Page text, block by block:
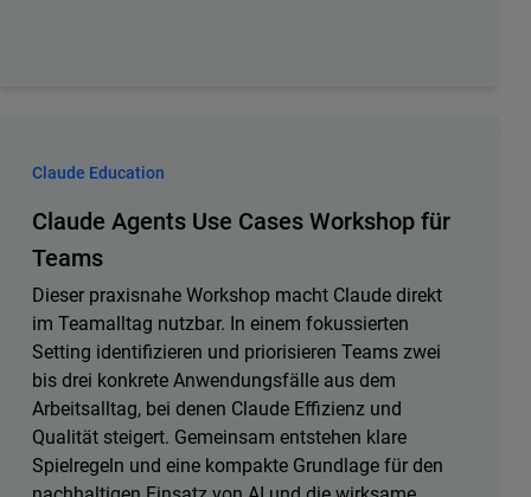
Claude Education
Claude Agents Use Cases Workshop für
Teams
Dieser praxisnahe Workshop macht Claude direkt
im Teamalltag nutzbar. In einem fokussierten
Setting identifizieren und priorisieren Teams zwei
bis drei konkrete Anwendungsfälle aus dem
Arbeitsalltag, bei denen Claude Effizienz und
Qualität steigert. Gemeinsam entstehen klare
Spielregeln und eine kompakte Grundlage für den